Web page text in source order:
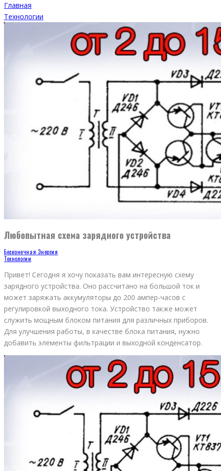
Главная
Технологии
Любопытная схема зарядного устройства
Бесконечная Энергия
Технологии
Привет! Сегодня я хочу показать вам интересную схему
зарядного устройства. Оно рассчитано на большой ток и
может заряжать аккумуляторы до 200 ампер-часов с
регулировкой выходного тока. Устройство также может
служить мощным блоком питания для различных приборов.
Для улучшения работы, в качестве блока питания, нужно
добавить элементы фильтрации и выходной конденсатор.